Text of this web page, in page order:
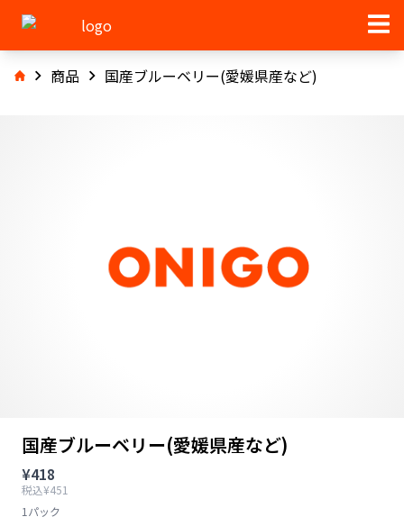
商品 国産ブルーベリー(愛媛県産など)
国産ブルーベリー(愛媛県産など)
¥418
税込¥451
1パック